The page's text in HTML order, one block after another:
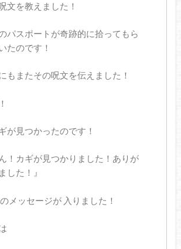
文を教えました！
パスポートが奇跡的に拾ってもら
たのです！
もまたその呪文を伝えました！
が見つかったのです！
！カギが見つかりました！ありが
した！』
メッセージが 入りました！